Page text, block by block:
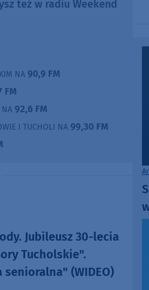
też w radiu Weekend
NA 90,9 FM
FM
NA 92,6 FM
I TUCHOLI NA 99,30 FM
Jubileusz 30-lecia
Tucholskie".
senioralna" (WIDEO)